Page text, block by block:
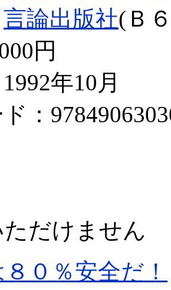
言論出版社(Ｂ
円
年10月
：
だけません
０％安全だ！